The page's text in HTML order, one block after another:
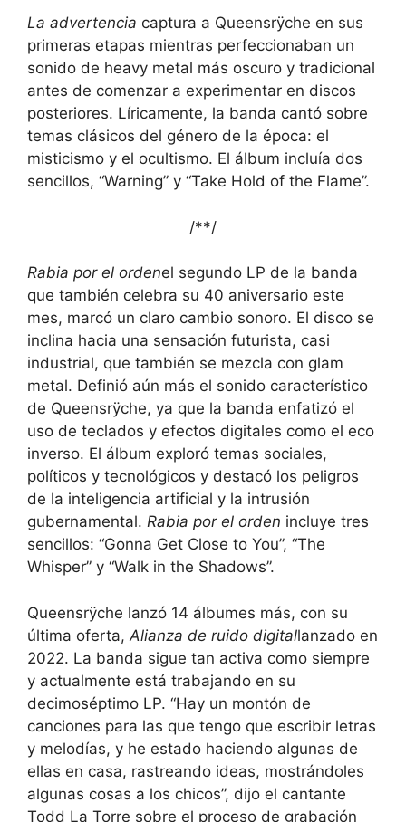
La advertencia captura a Queensrÿche en sus
primeras etapas mientras perfeccionaban un
sonido de heavy metal más oscuro y tradicional
antes de comenzar a experimentar en discos
posteriores. Líricamente, la banda cantó sobre
temas clásicos del género de la época: el
misticismo y el ocultismo. El álbum incluía dos
sencillos, “Warning” y “Take Hold of the Flame”.
/**/
Rabia por el ordenel segundo LP de la banda
que también celebra su 40 aniversario este
mes, marcó un claro cambio sonoro. El disco se
inclina hacia una sensación futurista, casi
industrial, que también se mezcla con glam
metal. Definió aún más el sonido característico
de Queensrÿche, ya que la banda enfatizó el
uso de teclados y efectos digitales como el eco
inverso. El álbum exploró temas sociales,
políticos y tecnológicos y destacó los peligros
de la inteligencia artificial y la intrusión
gubernamental. Rabia por el orden incluye tres
sencillos: “Gonna Get Close to You”, “The
Whisper” y “Walk in the Shadows”.
Queensrÿche lanzó 14 álbumes más, con su
última oferta, Alianza de ruido digitallanzado en
2022. La banda sigue tan activa como siempre
y actualmente está trabajando en su
decimoséptimo LP. “Hay un montón de
canciones para las que tengo que escribir letras
y melodías, y he estado haciendo algunas de
ellas en casa, rastreando ideas, mostrándoles
algunas cosas a los chicos”, dijo el cantante
Todd La Torre sobre el proceso de grabación